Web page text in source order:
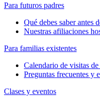
Para futuros padres
Qué debes saber antes
Nuestras afiliaciones
Para familias existentes
Calendario de visitas de
Preguntas frecuentes y
Clases y eventos